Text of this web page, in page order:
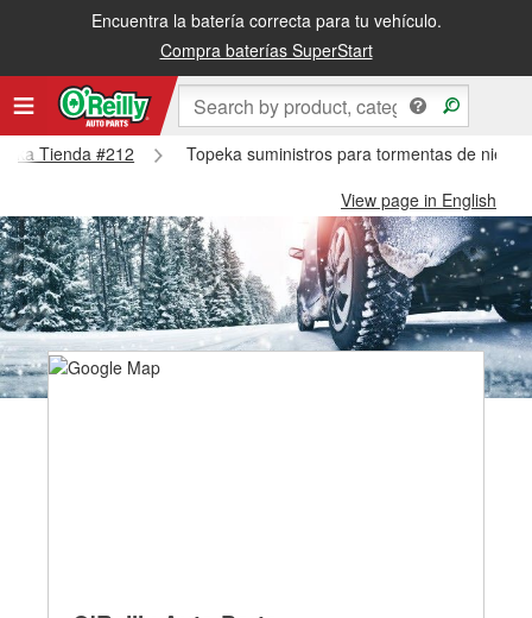
Encuentra la batería correcta para tu vehículo.
Compra baterías SuperStart
Tienda #212
Topeka suministros para tormentas de nieve
View page in English